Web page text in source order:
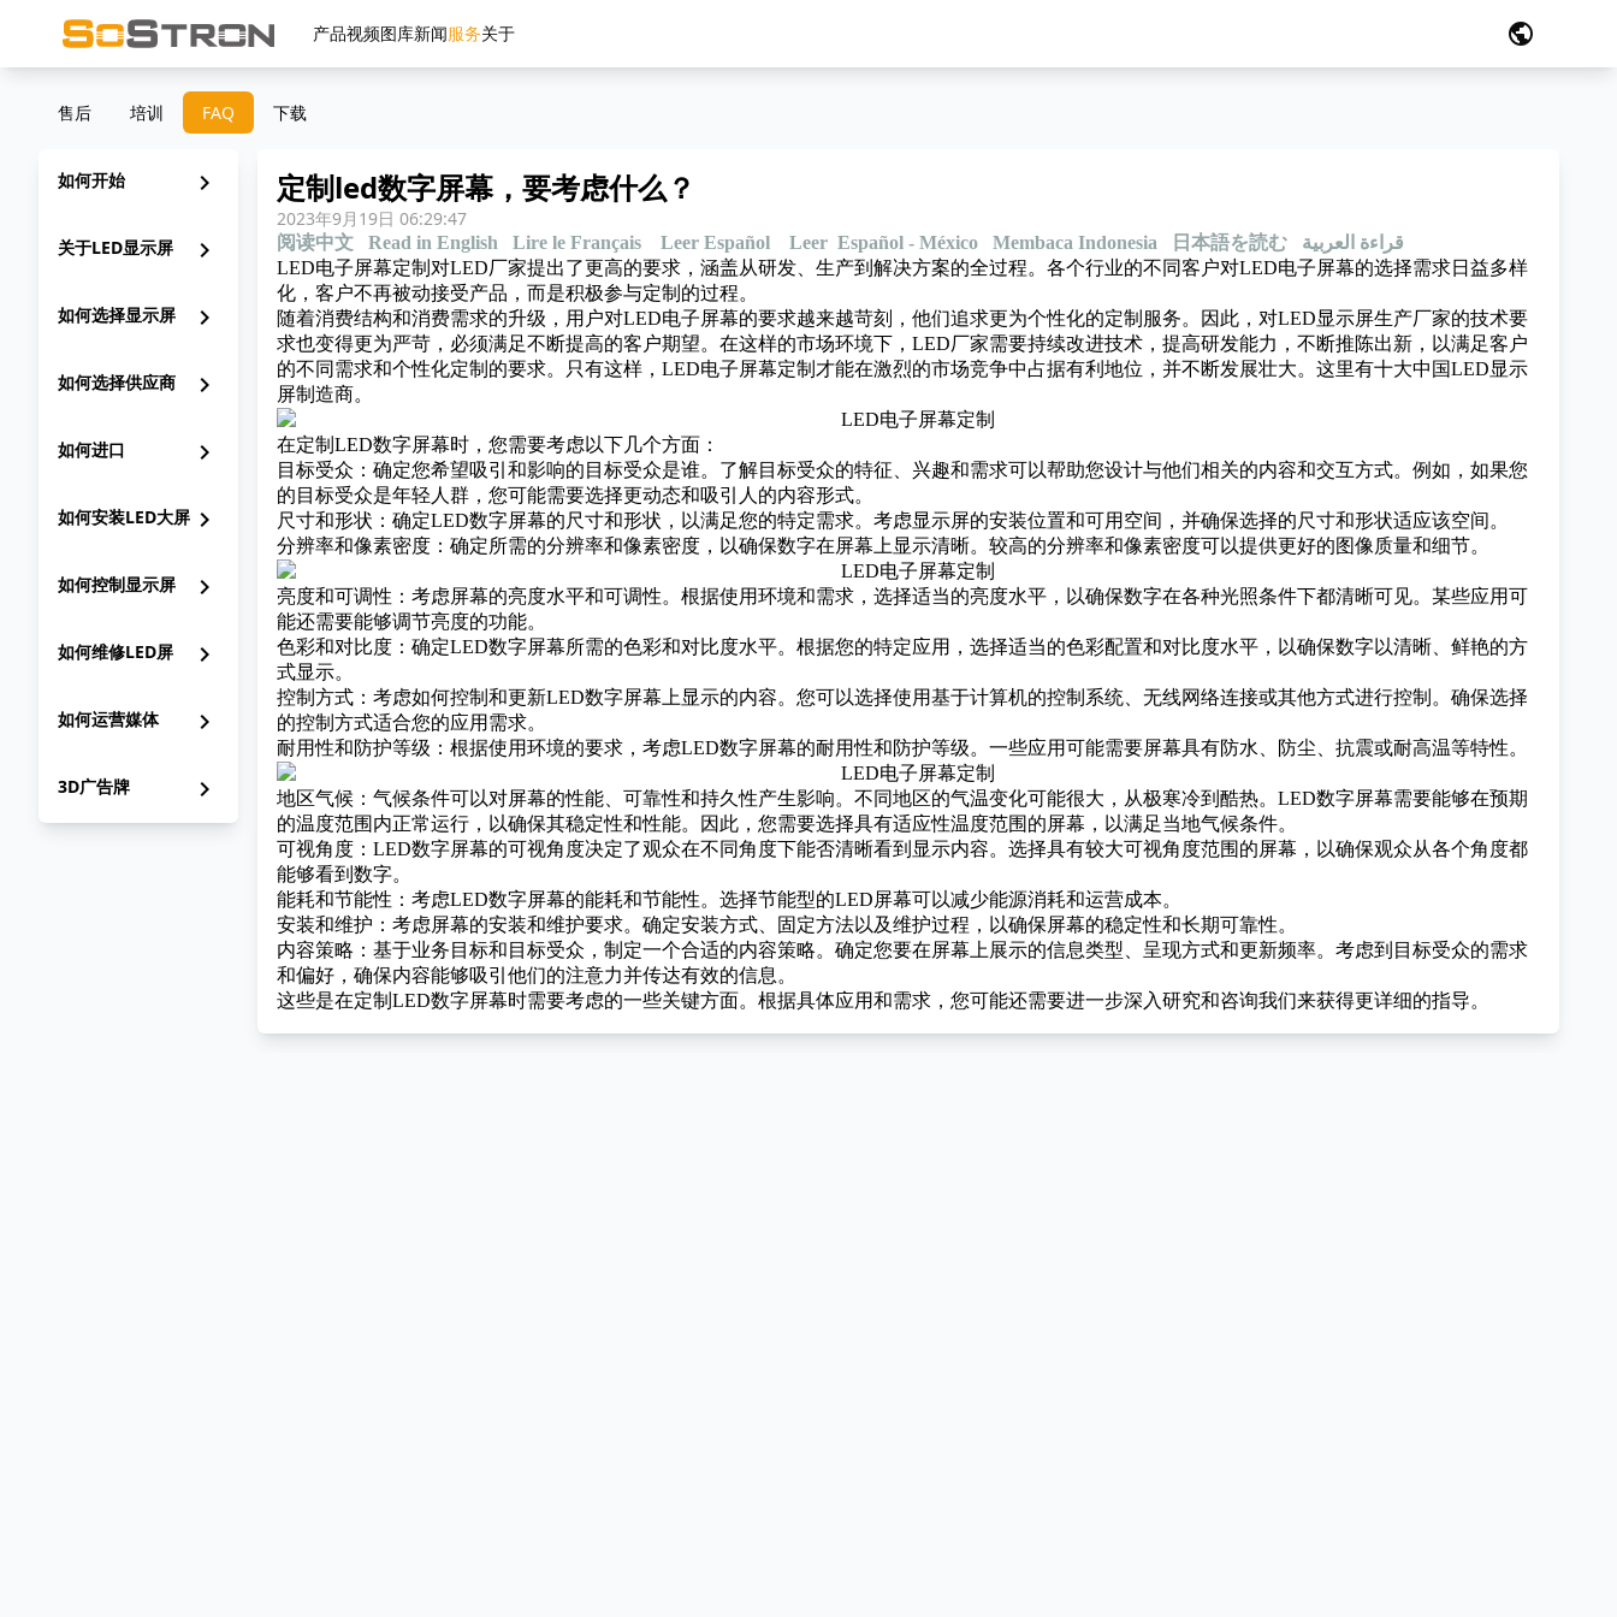
产品视频图库新闻服务关于 public
售后 培训 FAQ 下载
如何开始 chevron_right
关于LED显示屏 chevron_right
如何选择显示屏 chevron_right
如何选择供应商 chevron_right
如何进口 chevron_right
如何安装LED大屏 chevron_right
如何控制显示屏 chevron_right
如何维修LED屏 chevron_right
如何运营媒体 chevron_right
3D广告牌 chevron_right
定制led数字屏幕，要考虑什么？
2023年9月19日 06:29:47
阅读中文 Read in English Lire le Français Leer Español Leer Español - México Membaca Indonesia 日本語を読む
قراءة العربية
LED电子屏幕定制对LED厂家提出了更高的要求，涵盖从研发、生产到解决方案的全过程。各个行业的不同客户对LED电子屏幕的选择需求日益多样
化，客户不再被动接受产品，而是积极参与定制的过程。
随着消费结构和消费需求的升级，用户对LED电子屏幕的要求越来越苛刻，他们追求更为个性化的定制服务。因此，对LED显示屏生产厂家的技术要
求也变得更为严苛，必须满足不断提高的客户期望。在这样的市场环境下，LED厂家需要持续改进技术，提高研发能力，不断推陈出新，以满足客户
的不同需求和个性化定制的要求。只有这样，LED电子屏幕定制才能在激烈的市场竞争中占据有利地位，并不断发展壮大。 这里有十大中国LED显示
屏制造商。
在定制LED数字屏幕时，您需要考虑以下几个方面：
目标受众：确定您希望吸引和影响的目标受众是谁。了解目标受众的特征、兴趣和需求可以帮助您设计与他们相关的内容和交互方式。例如，如果您
的目标受众是年轻人群，您可能需要选择更动态和吸引人的内容形式。
尺寸和形状：确定LED数字屏幕的尺寸和形状，以满足您的特定需求。考虑显示屏的安装位置和可用空间，并确保选择的尺寸和形状适应该空间。
分辨率和像素密度：确定所需的分辨率和像素密度，以确保数字在屏幕上显示清晰。较高的分辨率和像素密度可以提供更好的图像质量和细节。
亮度和可调性：考虑屏幕的亮度水平和可调性。根据使用环境和需求，选择适当的亮度水平，以确保数字在各种光照条件下都清晰可见。某些应用可
能还需要能够调节亮度的功能。
色彩和对比度：确定LED数字屏幕所需的色彩和对比度水平。根据您的特定应用，选择适当的色彩配置和对比度水平，以确保数字以清晰、鲜艳的方
式显示。
控制方式：考虑如何控制和更新LED数字屏幕上显示的内容。您可以选择使用基于计算机的控制系统、无线网络连接或其他方式进行控制。确保选择
的控制方式适合您的应用需求。
耐用性和防护等级：根据使用环境的要求，考虑LED数字屏幕的耐用性和防护等级。一些应用可能需要屏幕具有防水、防尘、抗震或耐高温等特性。
地区气候：气候条件可以对屏幕的性能、可靠性和持久性产生影响。不同地区的气温变化可能很大，从极寒冷到酷热。LED数字屏幕需要能够在预期
的温度范围内正常运行，以确保其稳定性和性能。因此，您需要选择具有适应性温度范围的屏幕，以满足当地气候条件。
可视角度：LED数字屏幕的可视角度决定了观众在不同角度下能否清晰看到显示内容。选择具有较大可视角度范围的屏幕，以确保观众从各个角度都
能够看到数字。
能耗和节能性：考虑LED数字屏幕的能耗和节能性。选择节能型的LED屏幕可以减少能源消耗和运营成本。
安装和维护：考虑屏幕的安装和维护要求。确定安装方式、固定方法以及维护过程，以确保屏幕的稳定性和长期可靠性。
内容策略：基于业务目标和目标受众，制定一个合适的内容策略。确定您要在屏幕上展示的信息类型、呈现方式和更新频率。考虑到目标受众的需求
和偏好，确保内容能够吸引他们的注意力并传达有效的信息。
这些是在定制LED数字屏幕时需要考虑的一些关键方面。根据具体应用和需求，您可能还需要进一步深入研究和咨询我们来获得更详细的指导。